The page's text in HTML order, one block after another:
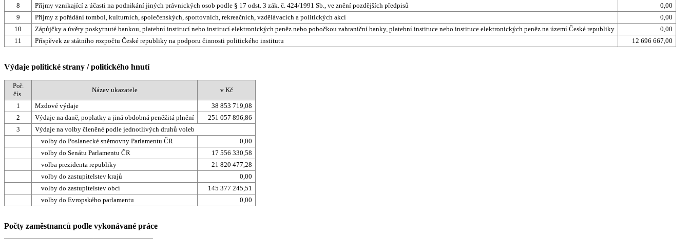
8
Příjmy vznikající z účasti na podnikání jiných právnických osob podle § 17 odst. 3 zák. č. 424/1991 Sb., ve znění pozdějších předpisů
0,00
9
Příjmy z pořádání tombol, kulturních, společenských, sportovních, rekreačních, vzdělávacích a politických akcí
0,00
10
Zápůjčky a úvěry poskytnuté bankou, platební institucí nebo institucí elektronických peněz nebo pobočkou zahraniční banky, platební instituce nebo instituce elektronických peněz na území České republiky
0,00
11
Příspěvek ze státního rozpočtu České republiky na podporu činnosti politického institutu 12 696 667,00
Výdaje politické strany / politického hnutí
Poř.
čís.
Název ukazatele v Kč
1 Mzdové výdaje
38 853 719,08
2
Výdaje na daně, poplatky a jiná obdobná peněžitá plnění
251 057 896,86
3
Výdaje na volby členěné podle jednotlivých druhů voleb
volby do Poslanecké sněmovny Parlamentu ČR
0,00
volby do Senátu Parlamentu ČR
17 556 330,58
volba prezidenta republiky
21 820 477,28
volby do zastupitelstev krajů
0,00
volby do zastupitelstev obcí
145 377 245,51
volby do Evropského parlamentu
0,00
Počty zaměstnanců podle vykonávané práce